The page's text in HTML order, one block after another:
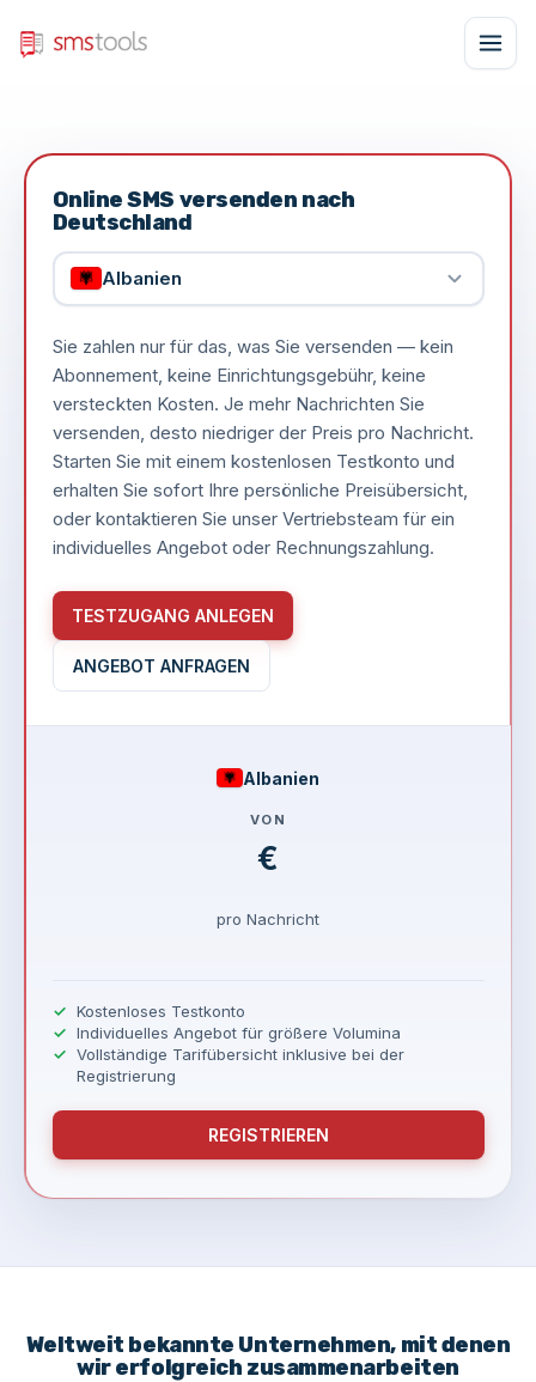
Weltweit bekannte Unternehmen, mit denen
wir erfolgreich zusammenarbeiten
Online SMS versenden nach
Deutschland
Albanien
Sie zahlen nur für das, was Sie versenden — kein
Abonnement, keine Einrichtungsgebühr, keine
versteckten Kosten. Je mehr Nachrichten Sie
versenden, desto niedriger der Preis pro Nachricht.
Starten Sie mit einem kostenlosen Testkonto und
erhalten Sie sofort Ihre persönliche Preisübersicht,
oder kontaktieren Sie unser Vertriebsteam für ein
individuelles Angebot oder Rechnungszahlung.
TESTZUGANG ANLEGEN
ANGEBOT ANFRAGEN
Albanien
VON
€
pro Nachricht
Kostenloses Testkonto
Individuelles Angebot für größere Volumina
Vollständige Tarifübersicht inklusive bei der
Registrierung
REGISTRIEREN